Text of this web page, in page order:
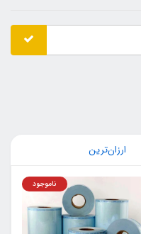
ارزان‌ترین
ناموجود